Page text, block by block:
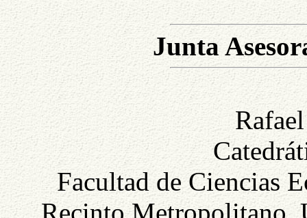
Junta
Facultad de Ciencias